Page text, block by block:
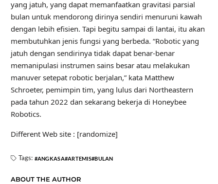
yang jatuh, yang dapat memanfaatkan gravitasi parsial
bulan untuk mendorong dirinya sendiri menuruni kawah
dengan lebih efisien. Tapi begitu sampai di lantai, itu akan
membutuhkan jenis fungsi yang berbeda. “Robotic yang
jatuh dengan sendirinya tidak dapat benar-benar
memanipulasi instrumen sains besar atau melakukan
manuver setepat robotic berjalan,” kata Matthew
Schroeter, pemimpin tim, yang lulus dari Northeastern
pada tahun 2022 dan sekarang bekerja di Honeybee
Robotics.
Different Web site : [randomize]
Tags: ANGKASA ARTEMIS BULAN
ABOUT THE AUTHOR